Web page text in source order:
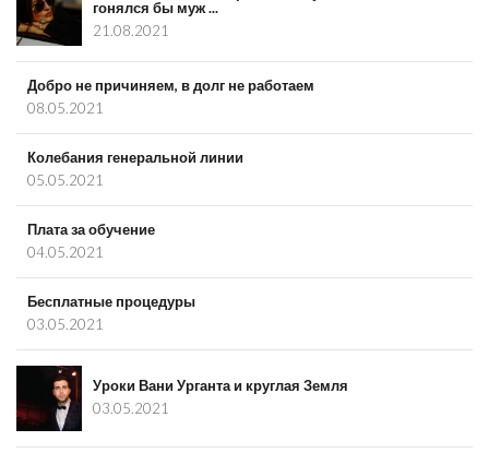
гонялся бы муж ...
21.08.2021
Добро не причиняем, в долг не работаем
08.05.2021
Колебания генеральной линии
05.05.2021
Плата за обучение
04.05.2021
Бесплатные процедуры
03.05.2021
Уроки Вани Урганта и круглая Земля
03.05.2021